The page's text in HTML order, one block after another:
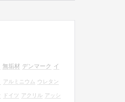
無垢材 デンマーク イ
アルミニウム ウレタン
ドイツ アクリル アッシ